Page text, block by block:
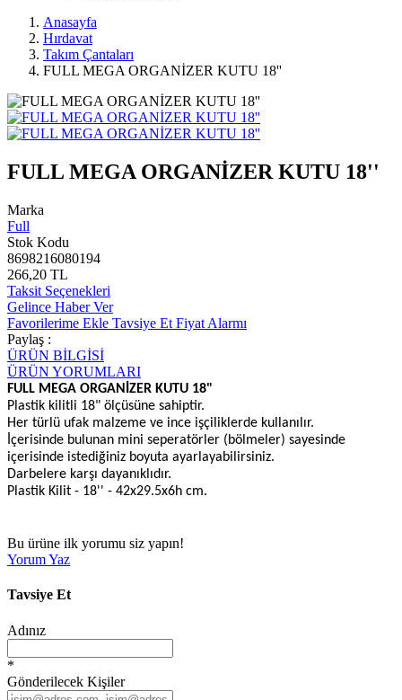
Anasayfa
Hırdavat
Takım Çantaları
FULL MEGA ORGANİZER KUTU 18''
FULL MEGA ORGANİZER KUTU 18''
Marka
Full
Stok Kodu
8698216080194
266,20 TL
Taksit Seçenekleri
Gelince Haber Ver
Favorilerime Ekle Tavsiye Et Fiyat Alarmı
Paylaş :
ÜRÜN BİLGİSİ
ÜRÜN YORUMLARI
FULL MEGA ORGANİZER KUTU 18"
Plastik kilitli 18" ölçüsüne sahiptir.
Her türlü ufak malzeme ve ince işçiliklerde kullanılır.
İçerisinde bulunan mini seperatörler (bölmeler) sayesinde
içerisinde istediğiniz boyuta ayarlayabilirsiniz.
Darbelere karşı dayanıklıdır.
Plastik Kilit - 18'' - 42x29.5x6h cm.
Bu ürüne ilk yorumu siz yapın!
Yorum Yaz
Tavsiye Et
Adınız
*
Gönderilecek Kişiler